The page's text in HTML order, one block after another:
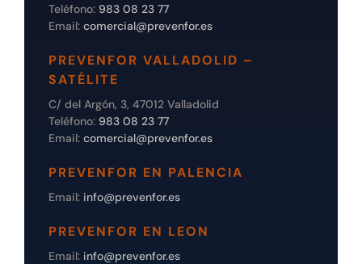
Teléfono: 983 08 23 77
Email: comercial@prevenfor.es
PREVENFOR VALLADOLID –
SATÉLITE
C/ del Argón, 3, 47012 Valladolid
Teléfono: 983 08 23 77
Email: comercial@prevenfor.es
PREVENFOR EN PALENCIA
Email: info@prevenfor.es
PREVENFOR EN LEON
Email: info@prevenfor.es